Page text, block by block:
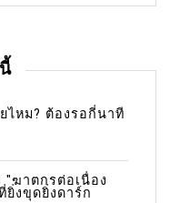
ไหม? ต้องรอกี่นาที
ฆาตกรต่อเนื่อง
งขุดยิ่งดาร์ก